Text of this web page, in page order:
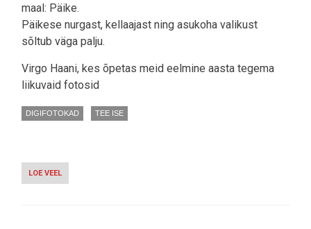
maal: Päike.
Päikese nurgast, kellaajast ning asukoha valikust
sõltub väga palju.
Virgo Haani, kes õpetas meid eelmine aasta tegema
liikuvaid fotosid
DIGIFOTOKAD TEE ISE
LOE VEEL
VIDEO